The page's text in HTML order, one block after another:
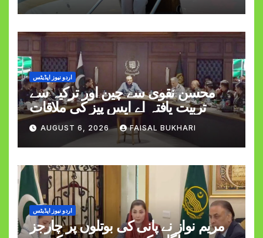
اردو نیوز اپڈیٹس
محسن نقوی سے چین اور ترکیہ سے
تربیت یافتہ اے ایس پیز کی ملاقات
AUGUST 6, 2026 FAISAL BUKHARI
اردو نیوز اپڈیٹس
مریم نواز نے پانی کی بوتلوں پر چارجز